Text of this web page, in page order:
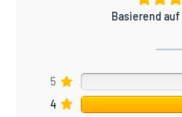
Basierend auf
5
4